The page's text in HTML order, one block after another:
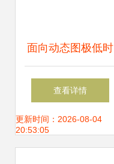
面向动态图极低时
延GNN推理采样服
务的信息系统集成
查看详情
更新时间：2026-08-04
20:53:05